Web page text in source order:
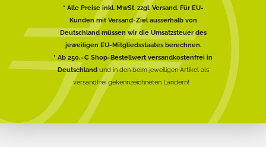
* Alle Preise inkl. MwSt. zzgl. Versand. Für EU-
Kunden mit Versand-Ziel ausserhalb von
Deutschland müssen wir die Umsatzsteuer des
jeweiligen EU-Mitgliedsstaates berechnen.
* Ab 250,-€ Shop-Bestellwert versandkostenfrei in
Deutschlandund in den beim jeweiligen Artikel als
versandfrei gekennzeichneten Ländern!